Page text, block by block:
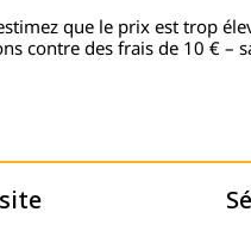
que le prix est trop
contre des frais de 10 € –